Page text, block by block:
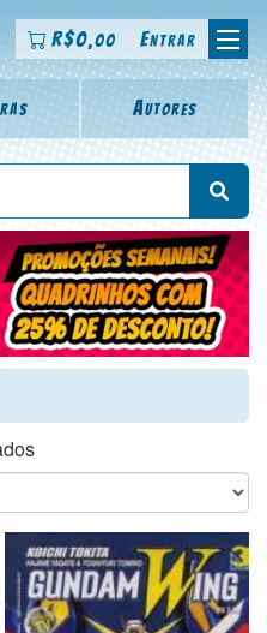
R$0,00 Entrar
Autores
série, escritor,